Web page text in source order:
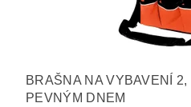
BRAŠNA NA VYBAVENÍ
PEVNÝM DNEM